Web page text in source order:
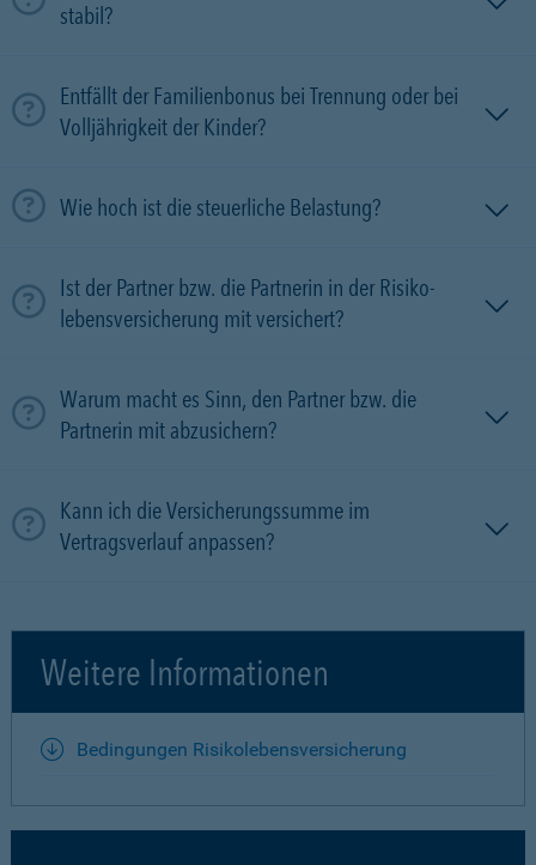
stabil?
Entfällt der Familienbonus bei Trennung oder bei
Volljährigkeit der Kinder?
Wie hoch ist die steuerliche Belastung?
Ist der Partner bzw. die Partnerin in der Risiko­
lebens­versicherung mit versichert?
Warum macht es Sinn, den Partner bzw. die
Partnerin mit ab­zu­sichern?
Kann ich die Versicherungssumme im
Vertragsverlauf anpassen?
Weitere Informationen
Bedingungen Risikolebensversicherung